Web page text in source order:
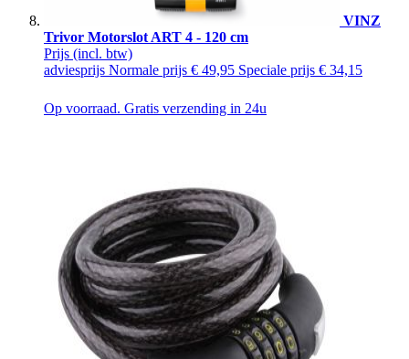
VINZ
Trivor Motorslot ART 4 - 120 cm
Prijs (incl. btw)
adviesprijs Normale prijs € 49,95 Speciale prijs € 34,15
Op voorraad. Gratis verzending in 24u